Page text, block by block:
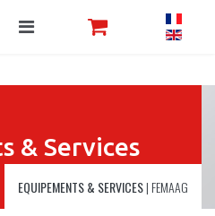
& Services
EQUIPEMENTS & SERVICES| FEMAAG